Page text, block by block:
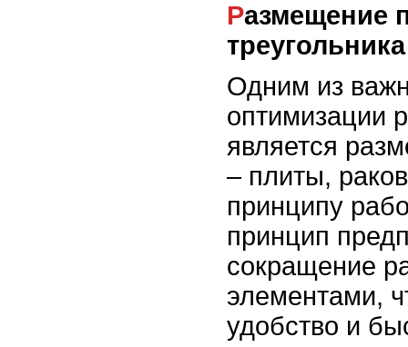
Размещение по принципу рабочего
треугольника
Одним из
оптимизации
является
– плиты,
принципу
принцип
сокращение
элементами,
удобство и